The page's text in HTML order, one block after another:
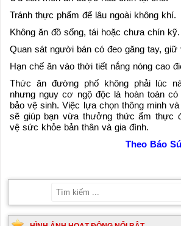
Tránh thực phẩm để lâu ngoài không khí.
Không ăn đồ sống, tái hoặc chưa chín kỹ.
Quan sát người bán có đeo găng tay, giữ
Hạn chế ăn vào thời tiết nắng nóng cao
Thức ăn đường phố không phải lúc
nhưng nguy cơ ngộ độc là hoàn toàn có
bảo vệ sinh. Việc lựa chọn thông minh
sẽ giúp bạn vừa thưởng thức ẩm thực
vệ sức khỏe bản thân và gia đình.
Theo Báo